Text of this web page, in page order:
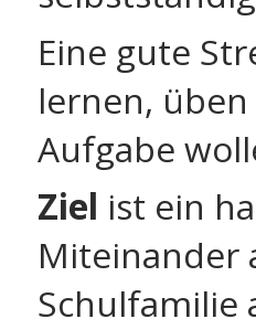
Eine gute
lernen,
Aufgabe
Ziel ist ein
Miteinander
Schulfamilie